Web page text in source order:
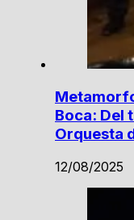
Boca: Del
Orquesta
12/08/2025